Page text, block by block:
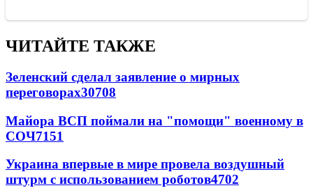
ЧИТАЙТЕ ТАКЖЕ
Зеленский сделал заявление о мирных
переговорах30708
Майора ВСП поймали на "помощи" военному в
СОЧ7151
Украина впервые в мире провела воздушный
штурм с использованием роботов4702